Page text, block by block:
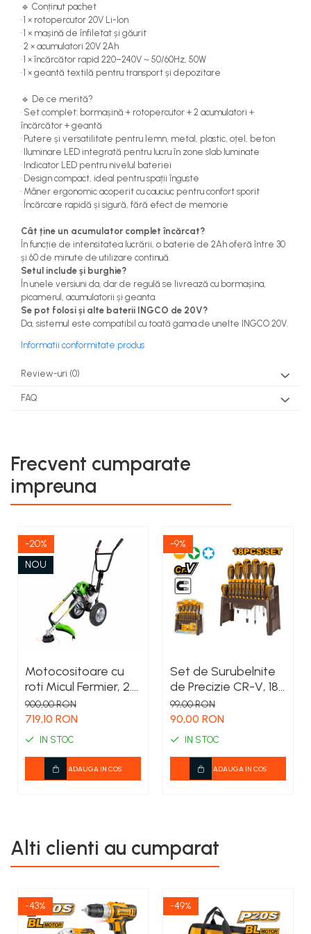
🔹 Conținut pachet
• 1 × rotopercutor 20V Li-Ion
• 1 × mașină de înfiletat și găurit
• 2 × acumulatori 20V 2Ah
• 1 × încărcător rapid 220–240V ~ 50/60Hz, 50W
• 1 × geantă textilă pentru transport și depozitare
🔹 De ce merită?
• Set complet: bormașină + rotopercutor + 2 acumulatori +
încărcător + geantă
• Putere și versatilitate pentru lemn, metal, plastic, oțel, beton
• Iluminare LED integrată pentru lucru în zone slab luminate
• Indicator LED pentru nivelul bateriei
• Design compact, ideal pentru spații înguste
• Mâner ergonomic acoperit cu cauciuc pentru confort sporit
• Încărcare rapidă și sigură, fără efect de memorie
Cât ține un acumulator complet încărcat?
În funcție de intensitatea lucrării, o baterie de 2Ah oferă între 30
și 60 de minute de utilizare continuă.
Setul include și burghie?
În unele versiuni da, dar de regulă se livrează cu bormașina,
picamerul, acumulatorii și geanta.
Se pot folosi și alte baterii INGCO de 20V?
Da, sistemul este compatibil cu toată gama de unelte INGCO 20V.
Informatii conformitate produs
Review-uri (0)
FAQ
Frecvent cumparate
impreuna
-20%
NOU
Motocositoare cu
roti Micul Fermier, 2.5
CP, 52 CC, Motor 2
Timpi, 3 Accesorii
Incluse
900,00 RON
719,10 RON
IN STOC
ADAUGA IN COS
-9%
Set de Surubelnite
de Precizie CR-V, 18
bucati cu suport –
INGCO
99,00 RON
90,00 RON
IN STOC
ADAUGA IN COS
Alti clienti au cumparat
-43% -49%